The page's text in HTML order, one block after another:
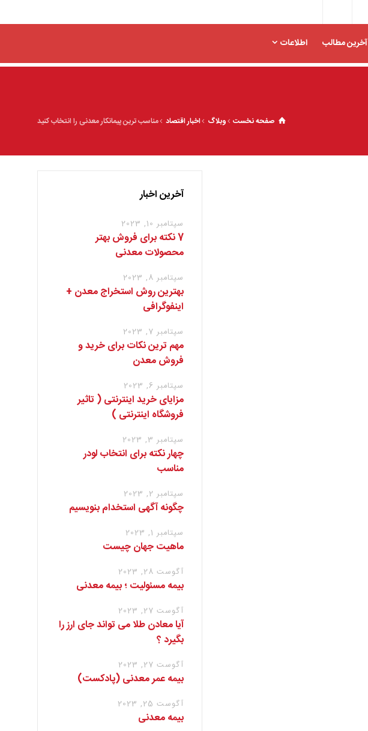
آخرین مطالب اطلاعات
صفحه نخست وبلاگ اخبار اقتصاد مناسب ترین پیمانکار معدنی را انتخاب کنید
آخرین اخبار
سپتامبر 10, 2023
7 نکته برای فروش بهتر
محصولات معدنی
سپتامبر 8, 2023
بهترین روش استخراج معدن +
اینفوگرافی
سپتامبر 7, 2023
مهم ترین نکات برای خرید و
فروش معدن
سپتامبر 6, 2023
مزایای خرید اینترنتی ( تاثیر
فروشگاه اینترنتی )
سپتامبر 3, 2023
چهار نکته برای انتخاب لودر
مناسب
سپتامبر 2, 2023
چگونه آگهی استخدام بنویسیم
سپتامبر 1, 2023
ماهیت جهان چیست
آگوست 28, 2023
بیمه مسئولیت ؛ بیمه معدنی
آگوست 27, 2023
آیا معادن طلا می تواند جای ارز را
بگیرد ؟
آگوست 27, 2023
بیمه عمر معدنی (پادکست)
آگوست 25, 2023
بیمه معدنی